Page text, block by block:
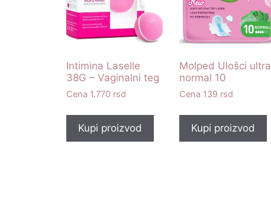
Intimina Laselle
38G – Vaginalni teg
1.770 rsd
Kupi proizvod
Molped Ulošci ultra
normal 10
139 rsd
Kupi proizvod